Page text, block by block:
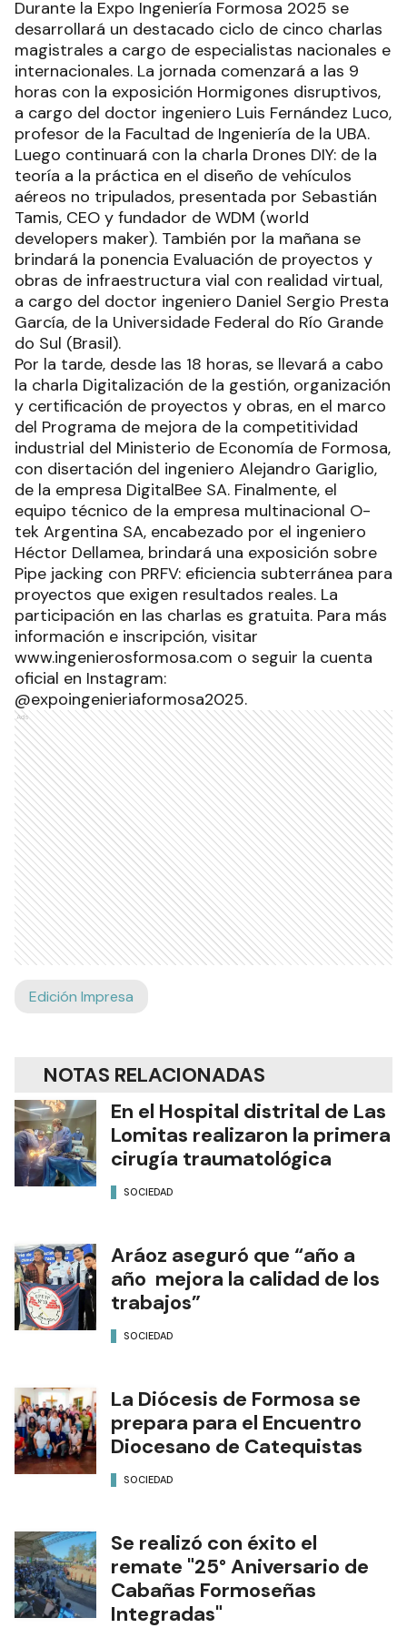
Durante la Expo Ingeniería Formosa 2025 se
desarrollará un destacado ciclo de cinco charlas
magistrales a cargo de especialistas nacionales e
internacionales. La jornada comenzará a las 9
horas con la exposición Hormigones disruptivos,
a cargo del doctor ingeniero Luis Fernández Luco,
profesor de la Facultad de Ingeniería de la UBA.
Luego continuará con la charla Drones DIY: de la
teoría a la práctica en el diseño de vehículos
aéreos no tripulados, presentada por Sebastián
Tamis, CEO y fundador de WDM (world
developers maker). También por la mañana se
brindará la ponencia Evaluación de proyectos y
obras de infraestructura vial con realidad virtual,
a cargo del doctor ingeniero Daniel Sergio Presta
García, de la Universidade Federal do Río Grande
do Sul (Brasil).
Por la tarde, desde las 18 horas, se llevará a cabo
la charla Digitalización de la gestión, organización
y certificación de proyectos y obras, en el marco
del Programa de mejora de la competitividad
industrial del Ministerio de Economía de Formosa,
con disertación del ingeniero Alejandro Gariglio,
de la empresa DigitalBee SA. Finalmente, el
equipo técnico de la empresa multinacional O-
tek Argentina SA, encabezado por el ingeniero
Héctor Dellamea, brindará una exposición sobre
Pipe jacking con PRFV: eficiencia subterránea para
proyectos que exigen resultados reales. La
participación en las charlas es gratuita. Para más
información e inscripción, visitar
www.ingenierosformosa.com o seguir la cuenta
oficial en Instagram:
@expoingenieriaformosa2025.
Ads
Edición Impresa
NOTAS RELACIONADAS
En el Hospital distrital de Las
Lomitas realizaron la primera
cirugía traumatológica
SOCIEDAD
Aráoz aseguró que “año a
año mejora la calidad de los
trabajos”
SOCIEDAD
La Diócesis de Formosa se
prepara para el Encuentro
Diocesano de Catequistas
SOCIEDAD
Se realizó con éxito el
remate "25° Aniversario de
Cabañas Formoseñas
Integradas"